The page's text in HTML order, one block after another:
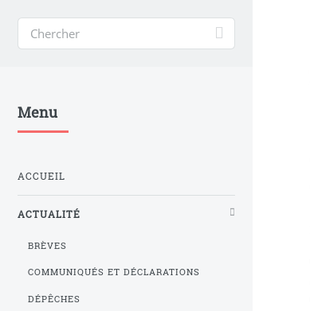
Menu
ACCUEIL
ACTUALITÉ
BRÈVES
COMMUNIQUÉS ET DÉCLARATIONS
DÉPÊCHES